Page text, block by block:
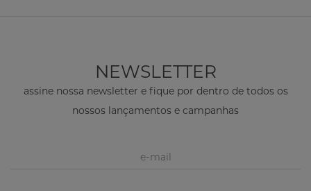
NEWSLETTER
assine nossa newsletter e fique por dentro de todos os
nossos lançamentos e campanhas